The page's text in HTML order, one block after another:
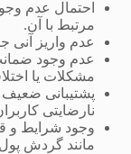
مرتبط با آن.
عدم واریز آنی
عدم وجود
مشکلات یا
پشتیبانی
نارضایتی
وجود شرایط و
مانند گردش